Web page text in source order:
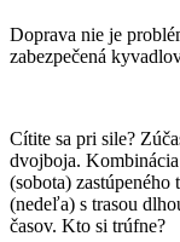
Doprava nie je
zabezpečená
Cítite sa pri sile?
dvojboja.
(sobota) zastúpeného
(nedeľa) s trasou
časov. Kto si trúfne?